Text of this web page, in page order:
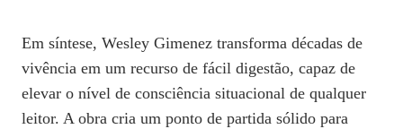
Em síntese, Wesley Gimenez transforma décadas de
vivência em um recurso de fácil digestão, capaz de
elevar o nível de consciência situacional de qualquer
leitor. A obra cria um ponto de partida sólido para